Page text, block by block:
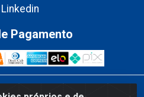
Linkedin
Pagamento
- Travessa Pedro Marques de